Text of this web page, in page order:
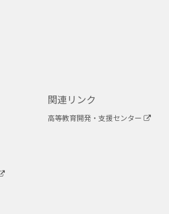
関連リンク
高等教育開発・支援センター